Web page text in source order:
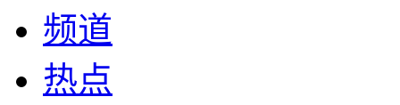
频道
热点